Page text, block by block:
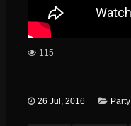
115
26 Jul, 2016 Party